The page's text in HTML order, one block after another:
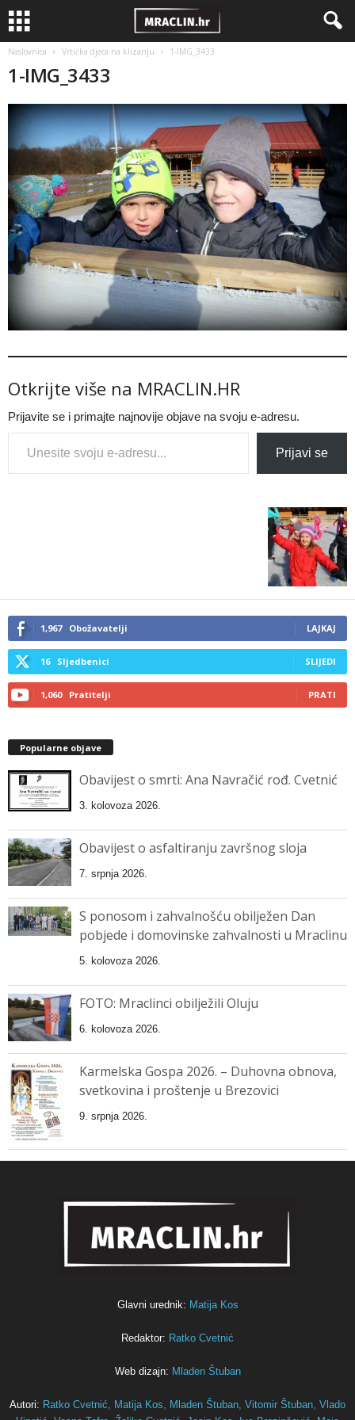
Naslovnica Vrtićka djeca na klizanju 1-IMG_3433
1-IMG_3433
Otkrijte više na MRACLIN.HR
Prijavite se i primajte najnovije objave na svoju e-adresu.
Type your email…
Prijavi se
1,967 Obožavatelji LAJKAJ
16 Sljedbenici SLIJEDI
1,060 Pratitelji PRATI
Popularne objave
Obavijest o smrti: Ana Navračić rođ. Cvetnić
3. kolovoza 2026.
Obavijest o asfaltiranju završnog sloja
7. srpnja 2026.
S ponosom i zahvalnošću obilježen Dan
pobjede i domovinske zahvalnosti u Mraclinu
5. kolovoza 2026.
FOTO: Mraclinci obilježili Oluju
6. kolovoza 2026.
Karmelska Gospa 2026. – Duhovna obnova,
svetkovina i proštenje u Brezovici
9. srpnja 2026.
Glavni urednik: Matija Kos
Redaktor: Ratko Cvetnić
Web dizajn: Mladen Štuban
Autori: Ratko Cvetnić, Matija Kos, Mladen Štuban, Vitomir Štuban, Vlado